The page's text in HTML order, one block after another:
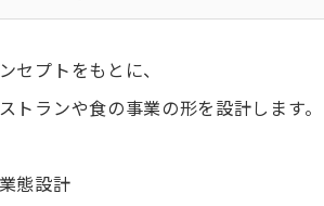
セプトをもとに、
トランや食の事業の形を設計します。
態設計